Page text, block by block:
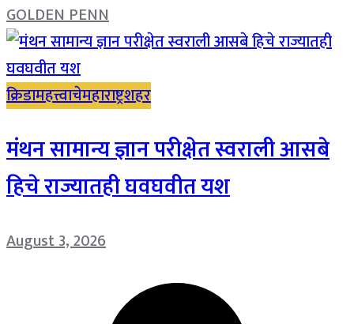
GOLDEN PENN
क्रिडामहत्त्वाचेमहाराष्ट्रशहर
मंथन सामान्य ज्ञान परीक्षेत स्वराली आसबे
हिचे राज्यातही घवघवीत यश
August 3, 2026